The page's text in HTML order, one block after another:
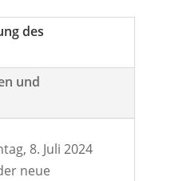
des
und
8. Juli 2024
neue